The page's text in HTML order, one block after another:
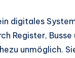
digitales
Register, Busse
unmöglich.